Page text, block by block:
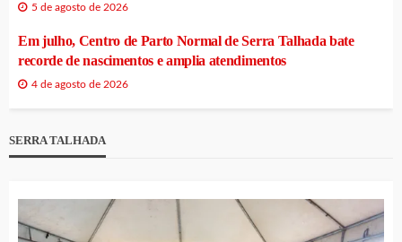
5 de agosto de 2026
Em julho, Centro de Parto Normal de Serra Talhada bate
recorde de nascimentos e amplia atendimentos
4 de agosto de 2026
SERRA TALHADA